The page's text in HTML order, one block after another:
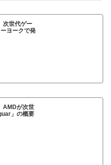
次世代ゲー
ヨークで発
AMDが次世
」の概要